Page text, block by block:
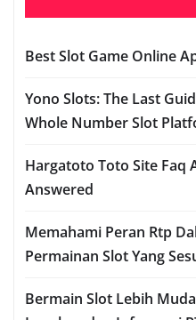
Best Slot Game Online
Yono Slots: The Last
Whole Number Slot
Hargatoto Toto Site Faq
Answered
Memahami Peran Rtp
Permainan Slot Yang
Bermain Slot Lebih